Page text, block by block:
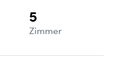
5
Zimmer